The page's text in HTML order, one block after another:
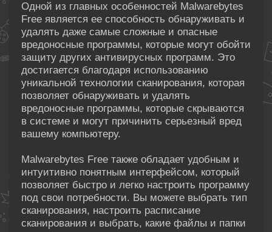
Одной из главных особенностей Malwarebytes
Free является ее способность обнаруживать и
удалять даже самые сложные и опасные
вредоносные программы, которые могут обойти
защиту других антивирусных программ. Это
достигается благодаря использованию
уникальной технологии сканирования, которая
позволяет обнаруживать и удалять
вредоносные программы, которые скрываются
в системе и могут причинить серьезный вред
вашему компьютеру.
Malwarebytes Free также обладает удобным и
интуитивно понятным интерфейсом, который
позволяет быстро и легко настроить программу
под свои потребности. Вы можете выбрать тип
сканирования, настроить расписание
сканирования и выбрать, какие файлы и папки